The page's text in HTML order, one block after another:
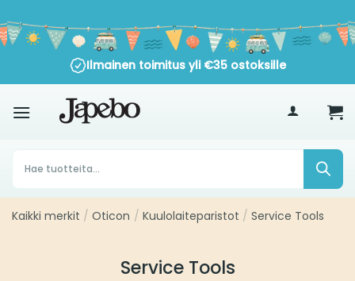
sisältöön
Ilmainen toimitus yli €35ostoksille
Products
search
Kaikki merkit / Oticon / Kuulolaiteparistot / Service Tools
Service Tools